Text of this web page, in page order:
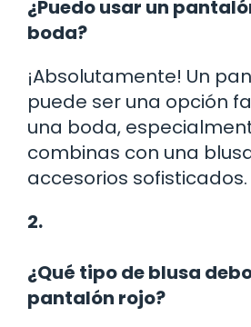
¿Puedo usar un
boda?
¡Absolutamente! Un
puede ser una opción
una boda,
combinas con una
accesorios sofisticados.
2.
¿Qué tipo de blusa
pantalón rojo?